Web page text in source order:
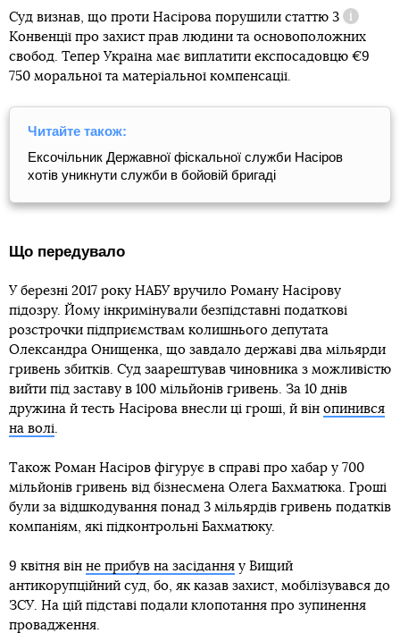
Суд визнав, що проти Насірова порушили статтю 3
Довідка
Конвенції про захист прав людини та основоположних
свобод. Тепер Україна має виплатити експосадовцю €9
750 моральної та матеріальної компенсації.
Читайте також:
Ексочільник Державної фіскальної служби Насіров
хотів уникнути служби в бойовій бригаді
Що передувало
У березні 2017 року НАБУ вручило Роману Насірову
підозру. Йому інкримінували безпідставні податкові
розстрочки підприємствам колишнього депутата
Олександра Онищенка, що завдало державі два мільярди
гривень збитків. Суд заарештував чиновника з можливістю
вийти під заставу в 100 мільйонів гривень. За 10 днів
дружина й тесть Насірова внесли ці гроші, й він опинився
на волі.
Також Роман Насіров фігурує в справі про хабар у 700
мільйонів гривень від бізнесмена Олега Бахматюка. Гроші
були за відшкодування понад 3 мільярдів гривень податків
компаніям, які підконтрольні Бахматюку.
9 квітня він не прибув на засідання у Вищий
антикорупційний суд, бо, як казав захист, мобілізувався до
ЗСУ. На цій підставі подали клопотання про зупинення
провадження.